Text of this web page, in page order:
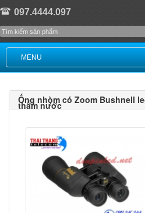
097.4444.097
MENU
Ống nhòm có Zoom Bushnell
thấm nước